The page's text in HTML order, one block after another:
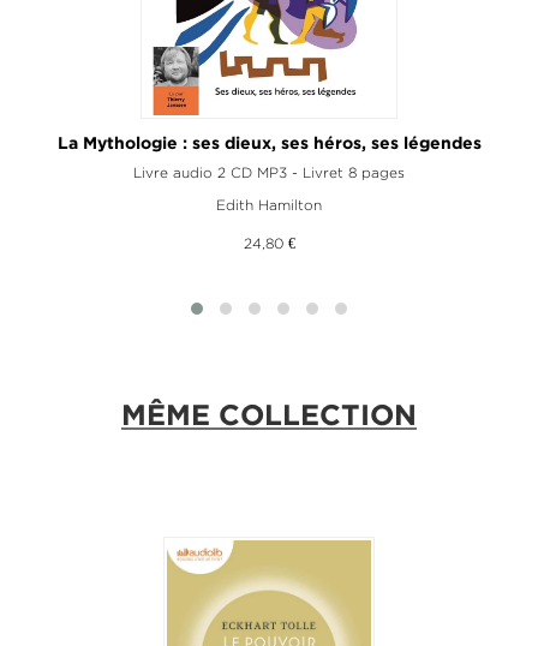
La Mythologie : ses dieux, ses héros, ses légendes
Livre audio 2 CD MP3 - Livret 8 pages
Edith Hamilton
24,80 €
MÊME COLLECTION